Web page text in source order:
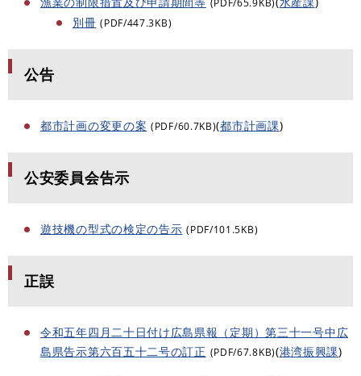
(PDF/65.9KB)
別冊 (PDF/447.3KB)
公告
都市計画の変更の案 (PDF/60.7KB)(都市計画課)
公安委員会告示
遊技機の型式の検定の告示 (PDF/101.5KB)
正誤
令和五年四月二十日付け広島県報（定期）第三十一号中広
島県告示第六百五十二号の訂正 (PDF/67.8KB)(港湾振興課)